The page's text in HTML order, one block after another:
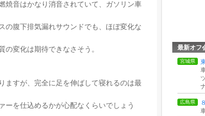
焼音はかなり消音されていて、ガソリン車
の腹下排気漏れサウンドでも、ほぼ変化な
変化は期待できなさそう。
ますが、完全に足を伸ばして寝れるのは最
ーを仕込めるかが心配なくらいでしょう
最新オフ
宮城県
広島県